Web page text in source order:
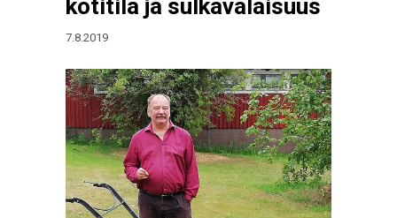
kotitila ja sulkavalaisuus
7.8.2019